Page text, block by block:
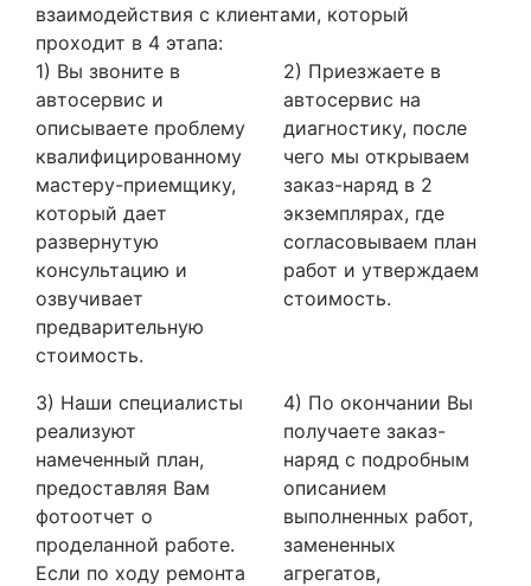
взаимодействия с клиентами, который
проходит в 4 этапа:
1) Вы звоните в
автосервис и
описываете проблему
квалифицированному
мастеру-приемщику,
который дает
развернутую
консультацию и
озвучивает
предварительную
стоимость.
2) Приезжаете в
автосервис на
диагностику, после
чего мы открываем
заказ-наряд в 2
экземплярах, где
согласовываем план
работ и утверждаем
стоимость.
3) Наши специалисты
реализуют
намеченный план,
предоставляя Вам
фотоотчет о
проделанной работе.
Если по ходу ремонта
4) По окончании Вы
получаете заказ-
наряд с подробным
описанием
выполненных работ,
замененных
агрегатов,